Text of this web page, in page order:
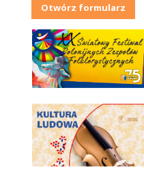
Otwórz formularz